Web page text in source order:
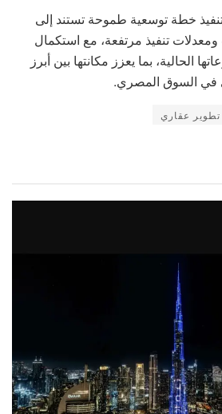
خطة توسعية طموحة تستند إلى
تنفيذ مرتفعة، مع استكمال
الحالية، بما يعزز مكانتها بين أبرز
في السوق المصري.
تطوير عقاري